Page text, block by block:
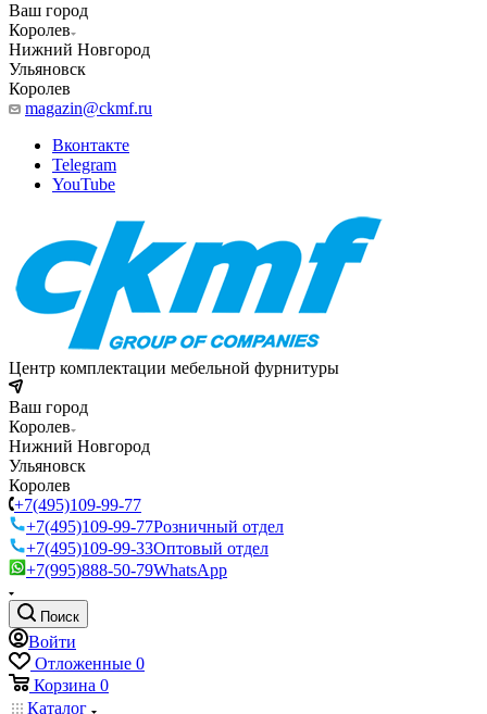
Ваш город
Королев
Нижний Новгород
Ульяновск
Королев
magazin@ckmf.ru
Вконтакте
Telegram
YouTube
Центр комплектации мебельной фурнитуры
Ваш город
Королев
Нижний Новгород
Ульяновск
Королев
+7(495)109-99-77
+7(495)109-99-77Розничный отдел
+7(495)109-99-33Оптовый отдел
+7(995)888-50-79WhatsApp
Поиск
Войти
Отложенные 0
Корзина 0
Каталог